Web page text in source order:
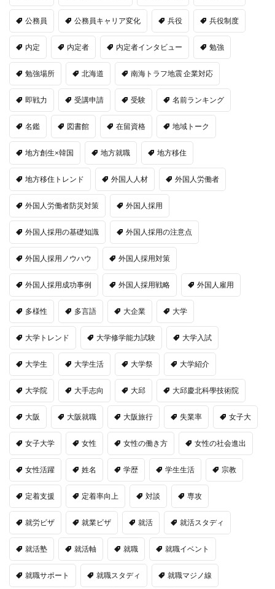
公務員 公務員キャリア変化 兵役 兵役制度
内定 内定者 内定者インタビュー 勉強
勉強場所 北海道 南海トラフ地震 企業対応
即戦力 受講申請 受験 名前ランキング
名鑑 図書館 在留資格 地域トーク
地方創生×韓国 地方就職 地方移住
地方移住トレンド 外国人人材 外国人労働者
外国人労働者防災対策 外国人採用
外国人採用の基礎知識 外国人採用の注意点
外国人採用ノウハウ 外国人採用対策
外国人採用成功事例 外国人採用戦略 外国人雇用
多様性 多言語 大企業 大学
大学トレンド 大学修学能力試験 大学入試
大学生 大学生活 大学祭 大学紹介
大学院 大手志向 大邱 大邱慶北科學技術院
大阪 大阪就職 大阪旅行 失業率 女子大
女子大学 女性 女性の働き方 女性の社会進出
女性活躍 姓名 学歴 学生生活 宗教
定着支援 定着率向上 対談 専攻
就労ビザ 就業ビザ 就活 就活スタディ
就活塾 就活軸 就職 就職イベント
就職サポート 就職スタディ 就職マジノ線